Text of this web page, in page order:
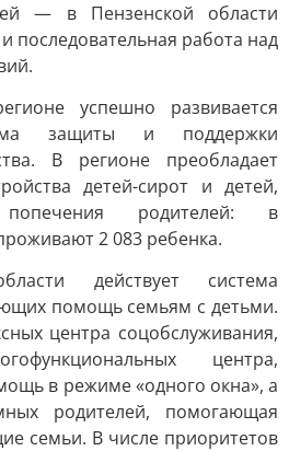
— в Пензенской области
последовательная работа над
успешно развивается
защиты и поддержки
В регионе преобладает
детей-сирот и детей,
родителей: в
2 083 ребенка.
действует система
помощь семьям с детьми.
центра соцобслуживания,
центра,
в режиме «одного окна», а
родителей, помогающая
семьи. В числе приоритетов